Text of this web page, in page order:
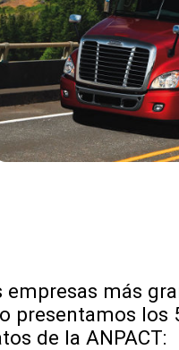
más
presentamos
de la ANPACT: